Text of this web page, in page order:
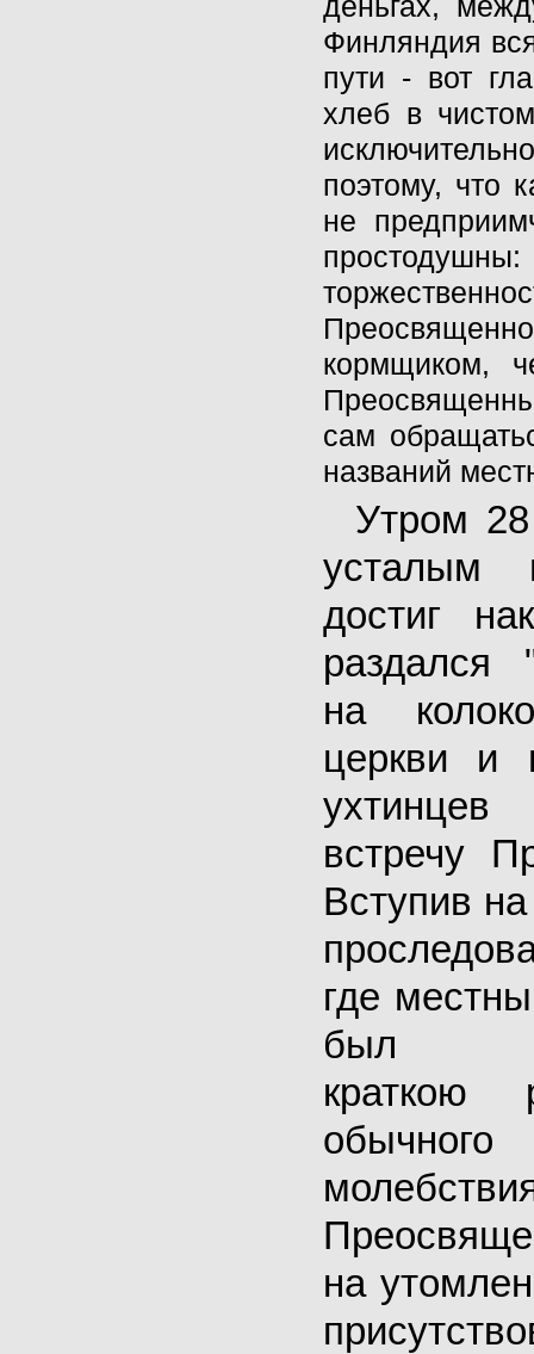
Финляндия
пути - вот
хлеб в
поэтому, что
не
кормщиком,
сам
названий
Утром
усталым
достиг
раздался
на
церкви и
встречу
Вступив
где
был
краткою
на